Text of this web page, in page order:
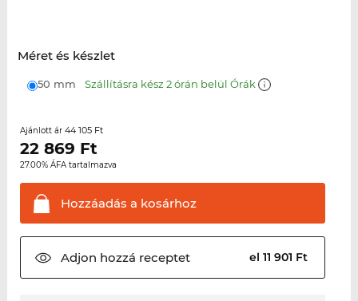
Méret és készlet
50 mm Szállításra kész 2 órán belül Órák
Ajánlott ár 44 105 Ft
22 869 Ft
27.00% ÁFA tartalmazva
Hozzáadás a kosárhoz
Adjon hozzá receptet el 11 901 Ft